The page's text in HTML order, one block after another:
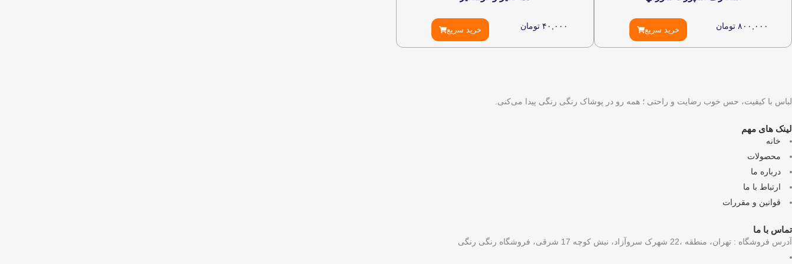
۸۰۰,۰۰۰ تومان خرید سریع ۴۰,۰۰۰ تومان خرید سریع
لباس با کیفیت، حس خوب رضایت و راحتی ؛ همه رو در پوشاک رنگی رنگی پیدا می‌کنی.
لینک های مهم
خانه
محصولات
درباره ما
ارتباط با ما
قوانین و مقررات
تماس با ما
آدرس فروشگاه : تهران، منطقه ،22 شهرک سروآزاد، نبش کوچه 17 شرقی، فروشگاه رنگی رنگی